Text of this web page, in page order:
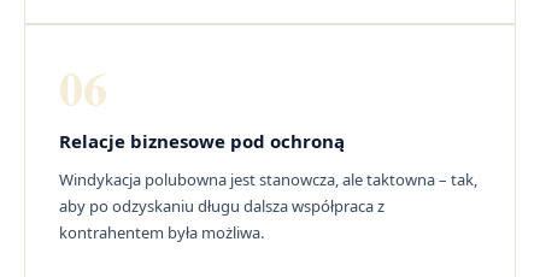
06
Relacje biznesowe pod ochroną
Windykacja polubowna jest stanowcza, ale taktowna – tak,
aby po odzyskaniu długu dalsza współpraca z
kontrahentem była możliwa.